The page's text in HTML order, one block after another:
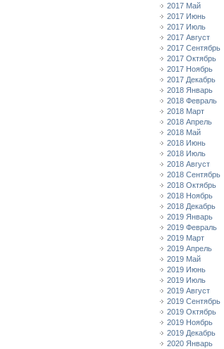
2017 Май
2017 Июнь
2017 Июль
2017 Август
2017 Сентябрь
2017 Октябрь
2017 Ноябрь
2017 Декабрь
2018 Январь
2018 Февраль
2018 Март
2018 Апрель
2018 Май
2018 Июнь
2018 Июль
2018 Август
2018 Сентябрь
2018 Октябрь
2018 Ноябрь
2018 Декабрь
2019 Январь
2019 Февраль
2019 Март
2019 Апрель
2019 Май
2019 Июнь
2019 Июль
2019 Август
2019 Сентябрь
2019 Октябрь
2019 Ноябрь
2019 Декабрь
2020 Январь